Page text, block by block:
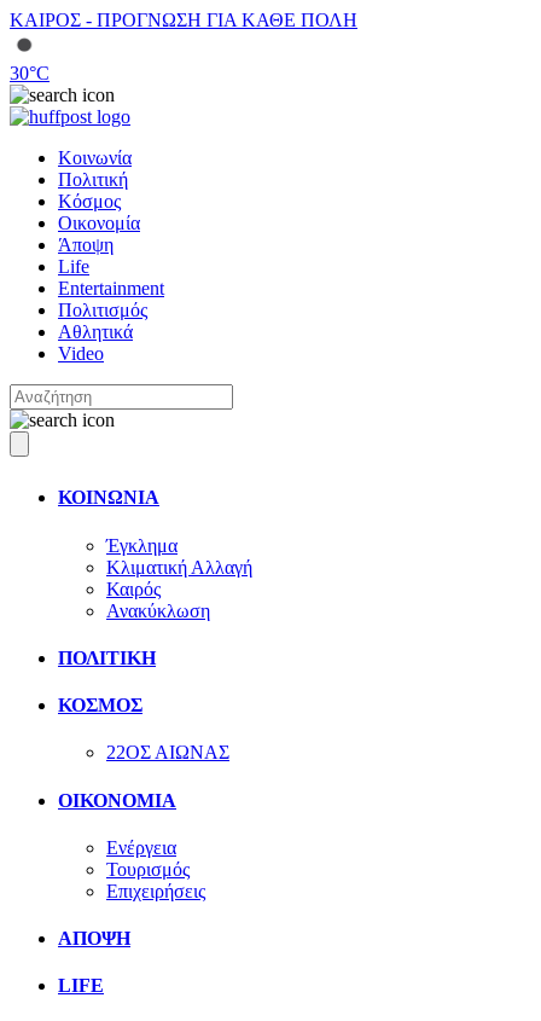
ΚΑΙΡΟΣ - ΠΡΟΓΝΩΣΗ ΓΙΑ ΚΑΘΕ ΠΟΛΗ
30°C
Κοινωνία
Πολιτική
Κόσμος
Οικονομία
Άποψη
Life
Entertainment
Πολιτισμός
Αθλητικά
Video
ΚΟΙΝΩΝΙΑ
Έγκλημα
Κλιματική Αλλαγή
Καιρός
Ανακύκλωση
ΠΟΛΙΤΙΚΗ
ΚΟΣΜΟΣ
22ΟΣ ΑΙΩΝΑΣ
ΟΙΚΟΝΟΜΙΑ
Ενέργεια
Τουρισμός
Επιχειρήσεις
ΑΠΟΨΗ
LIFE